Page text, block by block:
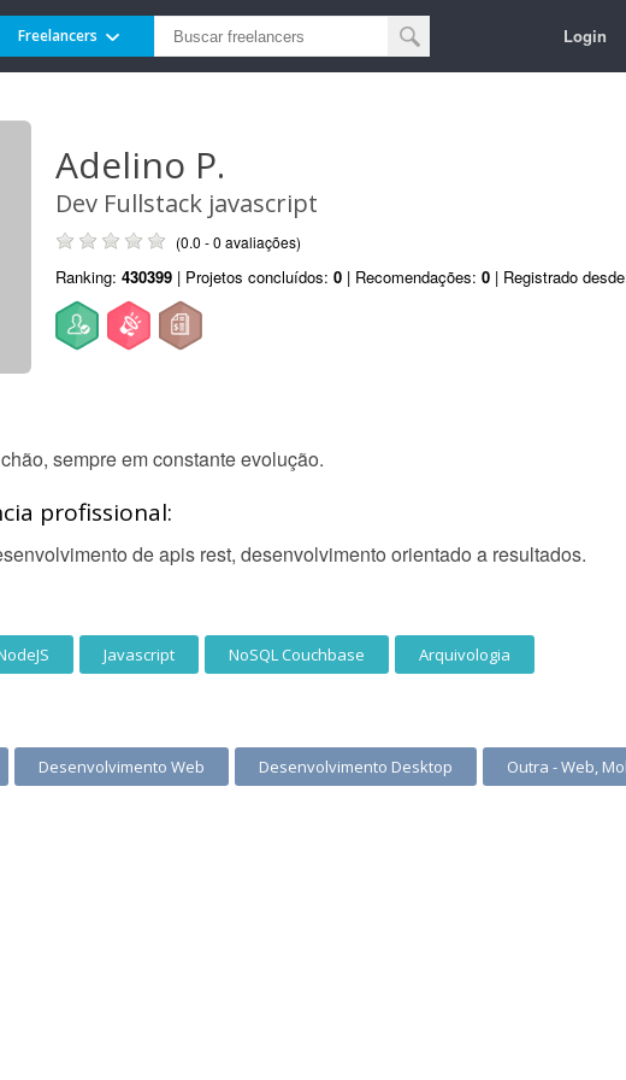
Freelancers Login
Adelino P.
Dev Fullstack javascript
(0.0 - 0 avaliações)
Ranking: 430399 | Projetos concluídos: 0 | Recomendações: 0 | Registrado
sempre em constante evolução.
profissional:
de apis rest, desenvolvimento orientado a resultados.
Javascript NoSQL Couchbase Arquivologia
Desenvolvimento Web Desenvolvimento Desktop Outra - Web,